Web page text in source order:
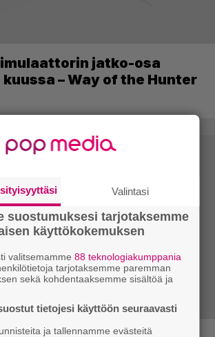
jatko-osa
– Way of the Hunter
Valintasi
suostumuksesi tarjotaksemme
käyttökokemuksen
valitsemamme88 teknologiakumppania
tarjotaksemme paremman
sekä kohdentaaksemme sisältöä ja
tietojesi käyttöön seuraavasti
ja tallennamme evästeitä